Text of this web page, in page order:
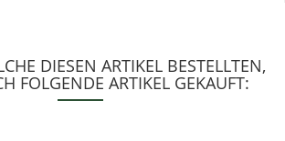
DIESEN ARTIKEL BESTELLTEN,
FOLGENDE ARTIKEL GEKAUFT: